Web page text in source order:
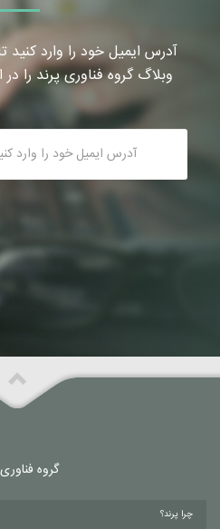
آدرس ایمیل خود را وارد کنید
وبلاگ گروه فناوری پرند را
گروه
چرا پرند؟